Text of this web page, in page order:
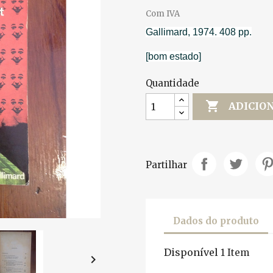

Com IVA
Gallimard, 1974. 408 pp.
[bom estado]
Quantidade

Partilhar
Dados do produto
Disponível 1 Item